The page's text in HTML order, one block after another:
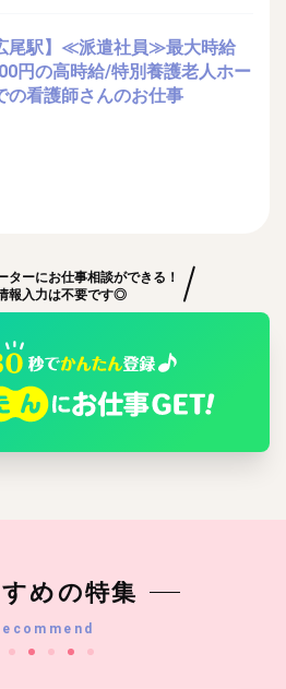
尾駅】≪派遣社員≫最大時給
円の高時給/特別養護老人ホー
の看護師さんのお仕事
ターにお仕事相談ができる！
報入力は不要です◎
めの特集